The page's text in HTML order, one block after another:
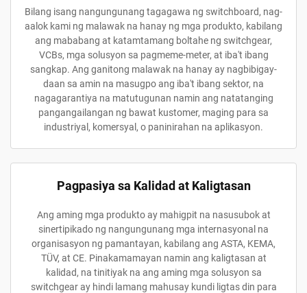
Bilang isang nangungunang tagagawa ng switchboard, nag-
aalok kami ng malawak na hanay ng mga produkto, kabilang
ang mababang at katamtamang boltahe ng switchgear,
VCBs, mga solusyon sa pagmeme-meter, at iba't ibang
sangkap. Ang ganitong malawak na hanay ay nagbibigay-
daan sa amin na masugpo ang iba't ibang sektor, na
nagagarantiya na matutugunan namin ang natatanging
pangangailangan ng bawat kustomer, maging para sa
industriyal, komersyal, o paninirahan na aplikasyon.
Pagpasiya sa Kalidad at Kaligtasan
Ang aming mga produkto ay mahigpit na nasusubok at
sinertipikado ng nangungunang mga internasyonal na
organisasyon ng pamantayan, kabilang ang ASTA, KEMA,
TÜV, at CE. Pinakamamayan namin ang kaligtasan at
kalidad, na tinitiyak na ang aming mga solusyon sa
switchgear ay hindi lamang mahusay kundi ligtas din para